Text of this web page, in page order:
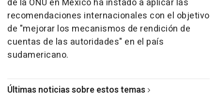
recomendaciones internacionales con el objetivo
de "mejorar los mecanismos de rendición de
cuentas de las autoridades" en el país
sudamericano.
Últimas noticias sobre estos temas